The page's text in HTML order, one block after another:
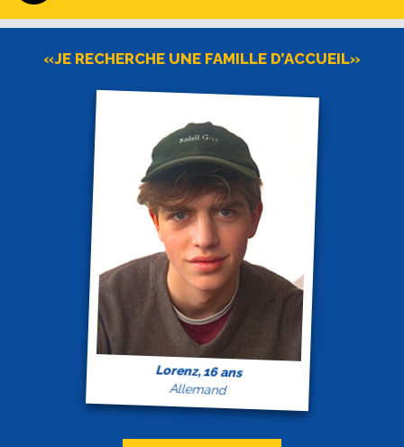
«JE RECHERCHE UNE FAMILLE D’ACCUEIL»
Lorenz, 16 ans
Allemand